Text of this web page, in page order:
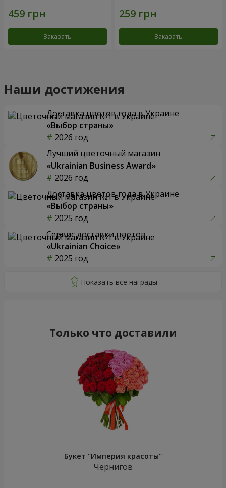
Заказать Заказать
Наши достижения
Доставка цветов года в Украине
«Выбор страны»
2026 год
Лучший цветочный магазин
«Ukrainian Business Award»
2026 год
Доставка цветов года в Украине
«Выбор страны»
2025 год
Сервис доставки цветов
«Ukrainian Choice»
2025 год
Только что доставили
Букет "Империя красоты"
Чернигов